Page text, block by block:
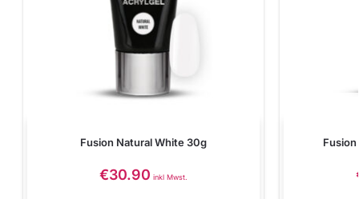
Fusion Natural White 30g
€30.90 inkl Mwst.